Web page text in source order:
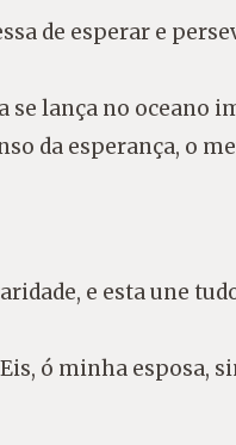
de esperar e
se lança no oceano
da esperança, o
e esta une
ó minha esposa,